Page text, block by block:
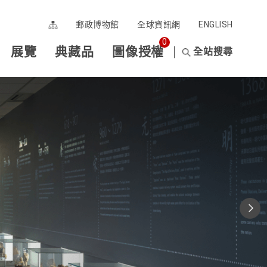
郵政博物館 全球資訊網 ENGLISH
展覽 典藏品 圖像授權
0
全站搜尋